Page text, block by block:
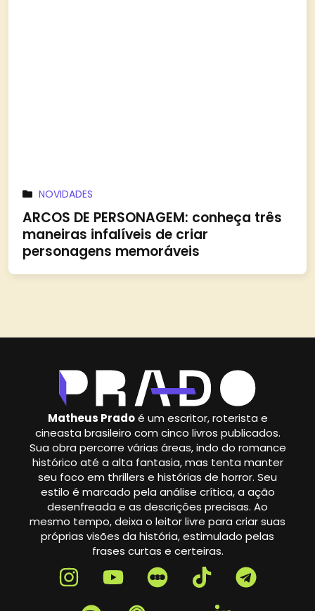
NOVIDADES
ARCOS DE PERSONAGEM: conheça três
maneiras infalíveis de criar
personagens memoráveis
Matheus Pradoé um escritor, roterista e
cineasta brasileiro com cinco livros publicados.
Sua obra percorre várias áreas, indo do romance
histórico até a alta fantasia, mas tenta manter
seu foco em thrillers e histórias de horror. Seu
estilo é marcado pela análise crítica, a ação
desenfreada e as descrições precisas. Ao
mesmo tempo, deixa o leitor livre para criar suas
próprias visões da história, estimulado pelas
frases curtas e certeiras.